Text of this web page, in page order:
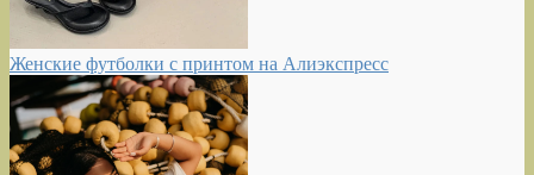
Женские футболки с принтом на Алиэкспресс